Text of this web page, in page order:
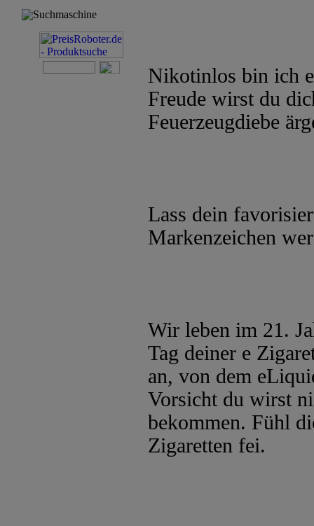
Suchmaschine
Nikotinlos bin ich
Freude wirst du
Feuerzeugdiebe
Lass dein
Markenzeichen
Wir leben im 21.
Tag deiner e
an, von dem
Vorsicht du wirst
bekommen. Fühl
Zigaretten fei.